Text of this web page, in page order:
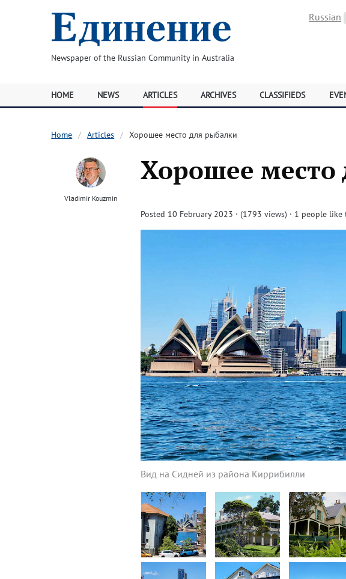
Newspaper of the Russian Community in Australia
Russian
HOME NEWS ARTICLES ARCHIVES CLASSIFIEDS
Home Articles Хорошее место для рыбалки
Vladimir Kouzmin
Хорошее место
Posted 10 February 2023 · (1793 views) · 1 people like
Вид на Сидней из района Киррибилли